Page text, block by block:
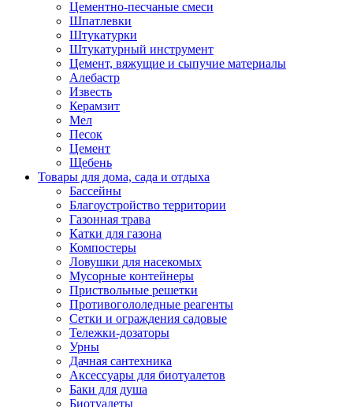
Цементно-песчаные смеси
Шпатлевки
Штукатурки
Штукатурный инструмент
Цемент, вяжущие и сыпучие материалы
Алебастр
Известь
Керамзит
Мел
Песок
Цемент
Щебень
Товары для дома, сада и отдыха
Бассейны
Благоустройство территории
Газонная трава
Катки для газона
Компостеры
Ловушки для насекомых
Мусорные контейнеры
Приствольные решетки
Противогололедные реагенты
Сетки и ограждения садовые
Тележки-дозаторы
Урны
Дачная сантехника
Аксессуары для биотуалетов
Баки для душа
Биотуалеты